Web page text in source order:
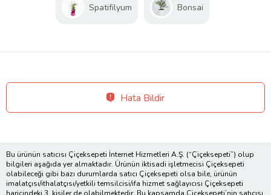
Spatifilyum Bonsai
Hata Bildir
Bu ürünün satıcısı Çiçeksepeti İnternet Hizmetleri A.Ş. (“Çiçeksepeti”) olup
bilgileri aşağıda yer almaktadır. Ürünün iktisadi işletmecisi Çiçeksepeti
olabileceği gibi bazı durumlarda satıcı Çiçeksepeti olsa bile, ürünün
imalatçısı/ithalatçısı/yetkili temsilcisi/ifa hizmet sağlayıcısı Çiçeksepeti